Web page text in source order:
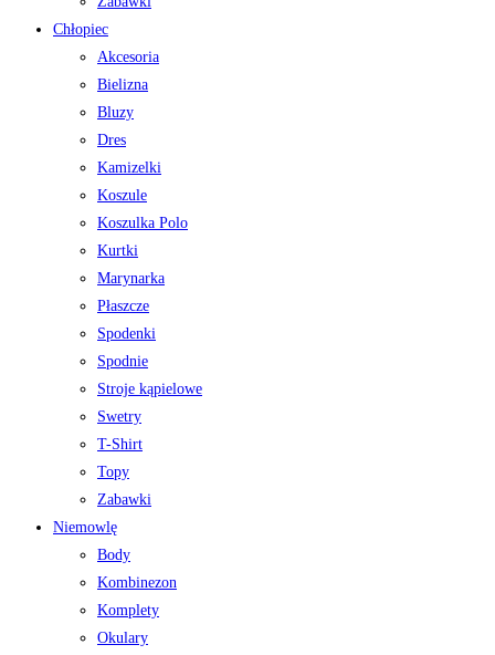
Chłopiec
Akcesoria
Bielizna
Bluzy
Dres
Kamizelki
Koszule
Koszulka Polo
Kurtki
Marynarka
Płaszcze
Spodenki
Spodnie
Stroje kąpielowe
Swetry
T-Shirt
Topy
Zabawki
Niemowlę
Body
Kombinezon
Komplety
Okulary